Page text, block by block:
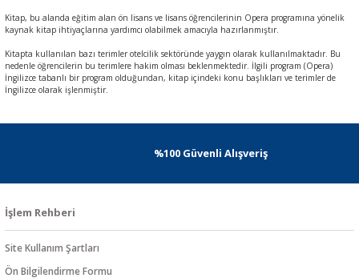
Kitap, bu alanda eğitim alan ön lisans ve lisans öğrencilerinin Opera programına yönelik
kaynak kitap ihtiyaçlarına yardımcı olabilmek amacıyla hazırlanmıştır.
Kitapta kullanılan bazı terimler otelcilik sektöründe yaygın olarak kullanılmaktadır. Bu
nedenle öğrencilerin bu terimlere hakim olması beklenmektedir. İlgili program (Opera)
İngilizce tabanlı bir program olduğundan, kitap içindeki konu başlıkları ve terimler de
İngilizce olarak işlenmiştir.
%100 Güvenli Alışveriş
İşlem Rehberi
Site Kullanım Şartları
Ön Bilgilendirme Formu